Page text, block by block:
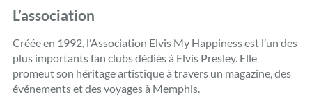
L’association
Créée en 1992, l’Association Elvis My Happiness est l’un des
plus importants fan clubs dédiés à Elvis Presley. Elle
promeut son héritage artistique à travers un magazine, des
événements et des voyages à Memphis.